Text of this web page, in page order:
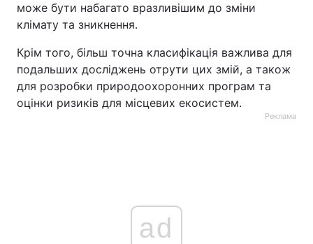
може бути набагато вразливішим до зміни
клімату та зникнення.
Крім того, більш точна класифікація важлива для
подальших досліджень отрути цих змій, а також
для розробки природоохоронних програм та
оцінки ризиків для місцевих екосистем.
Реклама
ad